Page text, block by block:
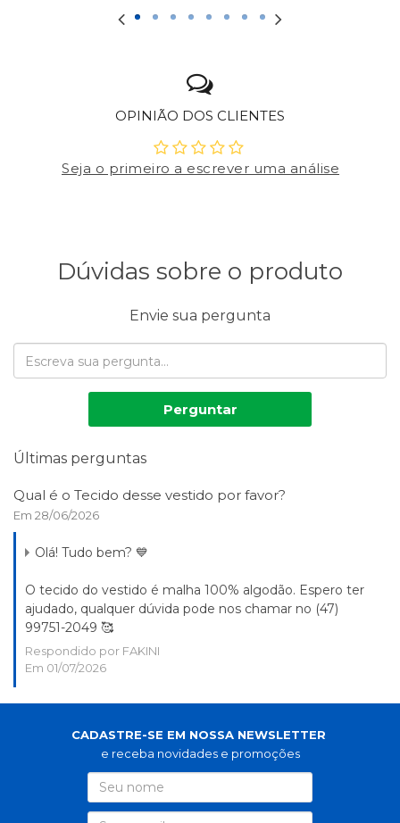
OPINIÃO DOS CLIENTES
Seja o primeiro a escrever uma análise
Dúvidas sobre o produto
Envie sua pergunta
Perguntar
Últimas perguntas
Qual é o Tecido desse vestido por favor?
Em 28/06/2026
Olá! Tudo bem? 💙
O tecido do vestido é malha 100% algodão. Espero ter
ajudado, qualquer dúvida pode nos chamar no (47)
99751-2049 🥰
Respondido por FAKINI
Em 01/07/2026
CADASTRE-SE EM NOSSA NEWSLETTER
e receba novidades e promoções